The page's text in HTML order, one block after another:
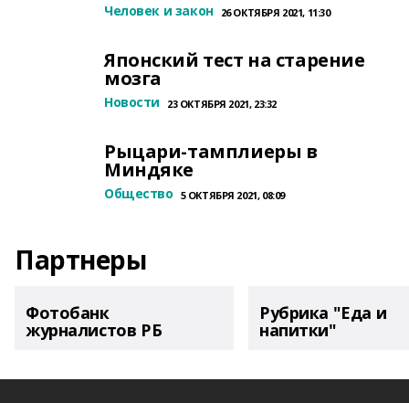
Человек и закон 26 ОКТЯБРЯ 2021, 11:30
Японский тест на старение
мозга
Новости 23 ОКТЯБРЯ 2021, 23:32
Рыцари-тамплиеры в
Миндяке
Общество 5 ОКТЯБРЯ 2021, 08:09
Партнеры
Фотобанк
журналистов РБ
Рубрика "Еда и
напитки"